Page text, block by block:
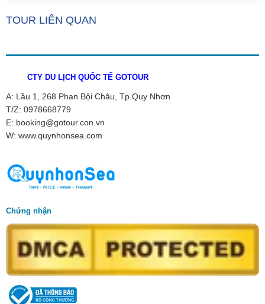
TOUR LIÊN QUAN
CTY DU LỊCH QUỐC TẾ GOTOUR
A: Lầu 1, 268 Phan Bội Châu, Tp.Quy Nhơn
T/Z: 0978668779
E: booking@gotour.con.vn
W: www.quynhonsea.com
Chứng nhận